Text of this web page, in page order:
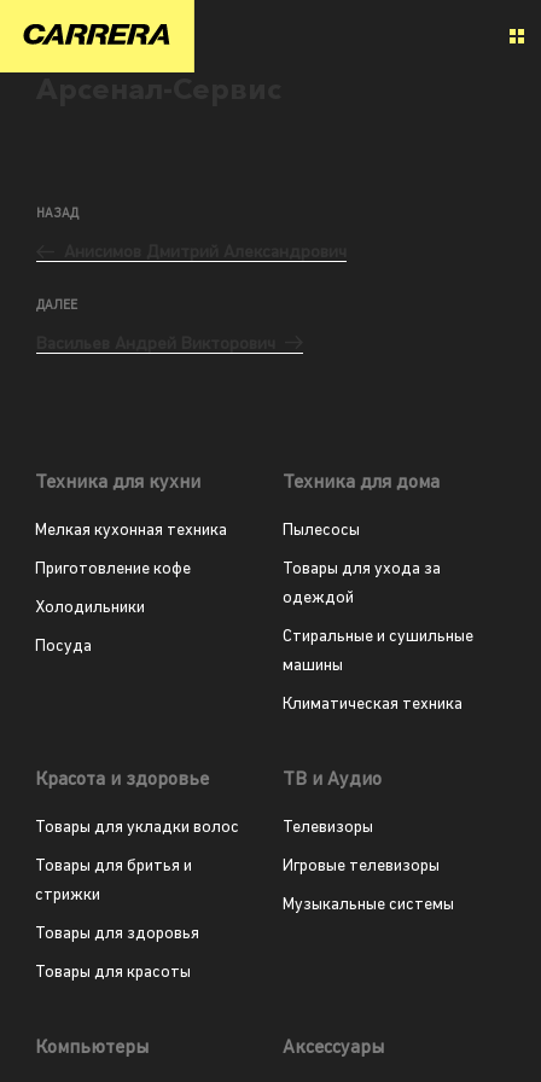
НАЗАД
ДАЛЕЕ
Техника для кухни
Мелкая кухонная техника
Приготовление кофе
Холодильники
Посуда
Техника для дома
Пылесосы
Товары для ухода за
одеждой
Стиральные и сушильные
машины
Климатическая техника
Красота и здоровье
Товары для укладки волос
Товары для бритья и
стрижки
Товары для здоровья
Товары для красоты
ТВ и Аудио
Телевизоры
Игровые телевизоры
Музыкальные системы
Компьютеры Аксессуары